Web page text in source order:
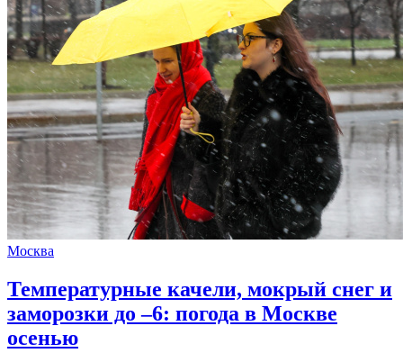
Москва
Температурные качели, мокрый снег и
заморозки до –6: погода в Москве
осенью